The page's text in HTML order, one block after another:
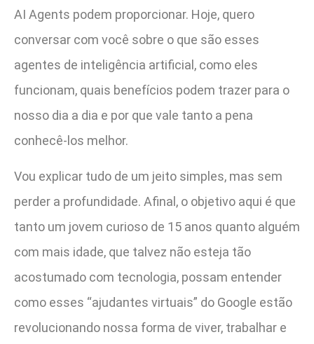
AI Agents podem proporcionar. Hoje, quero
conversar com você sobre o que são esses
agentes de inteligência artificial, como eles
funcionam, quais benefícios podem trazer para o
nosso dia a dia e por que vale tanto a pena
conhecê-los melhor.
Vou explicar tudo de um jeito simples, mas sem
perder a profundidade. Afinal, o objetivo aqui é que
tanto um jovem curioso de 15 anos quanto alguém
com mais idade, que talvez não esteja tão
acostumado com tecnologia, possam entender
como esses “ajudantes virtuais” do Google estão
revolucionando nossa forma de viver, trabalhar e